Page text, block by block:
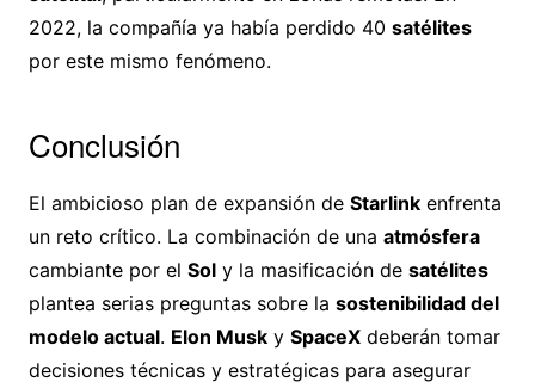
2022, la compañía ya había perdido 40 satélites
por este mismo fenómeno.
Conclusión
El ambicioso plan de expansión de Starlinkenfrenta
un reto crítico. La combinación de una atmósfera
cambiante por el Soly la masificación de satélites
plantea serias preguntas sobre la sostenibilidad del
modelo actual. Elon Musky SpaceXdeberán tomar
decisiones técnicas y estratégicas para asegurar